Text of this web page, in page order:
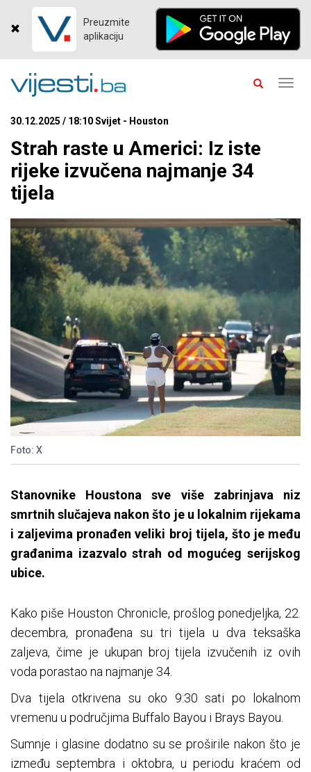
Preuzmite
aplikaciju
30.12.2025 / 18:10 Svijet - Houston
Strah raste u Americi: Iz iste
rijeke izvučena najmanje 34
tijela
Foto: X
Stanovnike Houstona sve više zabrinjava niz
smrtnih slučajeva nakon što je u lokalnim rijekama
i zaljevima pronađen veliki broj tijela, što je među
građanima izazvalo strah od mogućeg serijskog
ubice.
Kako piše Houston Chronicle, prošlog ponedjeljka, 22.
decembra, pronađena su tri tijela u dva teksaška
zaljeva, čime je ukupan broj tijela izvučenih iz ovih
voda porastao na najmanje 34.
Dva tijela otkrivena su oko 9:30 sati po lokalnom
vremenu u područjima Buffalo Bayou i Brays Bayou.
Sumnje i glasine dodatno su se proširile nakon što je
između septembra i oktobra, u periodu kraćem od